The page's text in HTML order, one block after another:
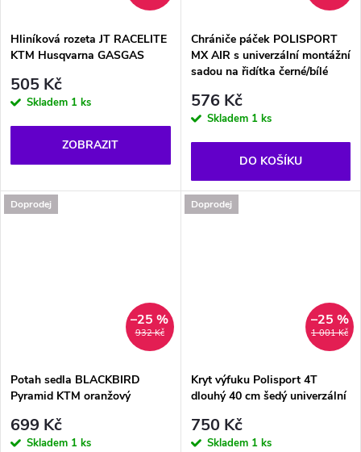
Hliníková rozeta JT RACELITE
KTM Husqvarna GASGAS
505 Kč
Skladem 1 ks
ZOBRAZIT
Chrániče páček POLISPORT
MX AIR s univerzální montážní
sadou na řidítka černé/bílé
576 Kč
Skladem 1 ks
DO KOŠÍKU
Doprodej
932 Kč
–25 %
Potah sedla BLACKBIRD
Pyramid KTM oranžový
699 Kč
Skladem 1 ks
Doprodej
1 001 Kč
–25 %
Kryt výfuku Polisport 4T
dlouhý 40 cm šedý univerzální
750 Kč
Skladem 1 ks